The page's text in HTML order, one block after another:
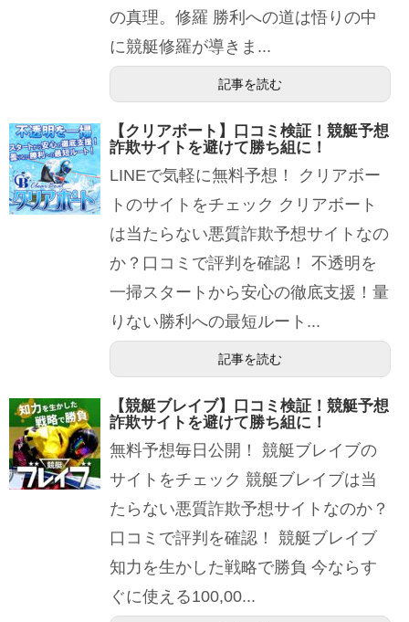
の真理。修羅 勝利への道は悟りの中
に競艇修羅が導きま...
記事を読む
【クリアボート】口コミ検証！競艇予想
詐欺サイトを避けて勝ち組に！
LINEで気軽に無料予想！ クリアボー
トのサイトをチェック クリアボート
は当たらない悪質詐欺予想サイトなの
か？口コミで評判を確認！ 不透明を
一掃スタートから安心の徹底支援！量
りない勝利への最短ルート...
記事を読む
【競艇ブレイブ】口コミ検証！競艇予想
詐欺サイトを避けて勝ち組に！
無料予想毎日公開！ 競艇ブレイブの
サイトをチェック 競艇ブレイブは当
たらない悪質詐欺予想サイトなのか？
口コミで評判を確認！ 競艇ブレイブ
知力を生かした戦略で勝負 今ならす
ぐに使える100,00...